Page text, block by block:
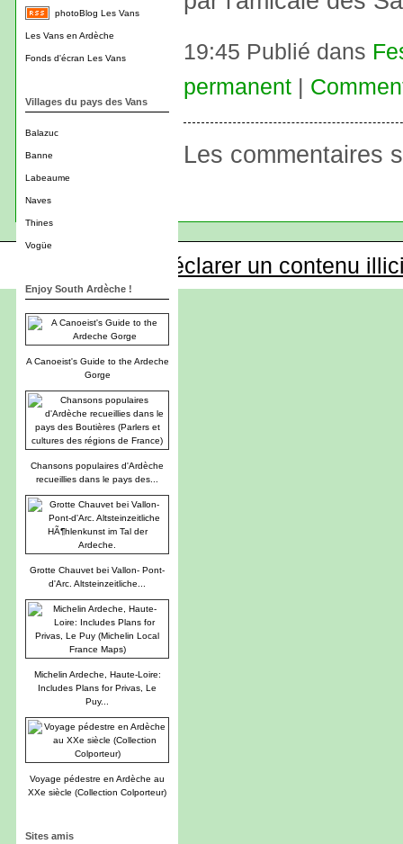
photoBlog Les Vans
Les Vans en Ardèche
Fonds d'écran Les Vans
Villages du pays des Vans
Balazuc
Banne
Labeaume
Naves
Thines
Vogüe
Enjoy South Ardèche !
A Canoeist's Guide to the Ardeche
Gorge
Chansons populaires d'Ardèche
recueillies dans le pays des...
Grotte Chauvet bei Vallon- Pont-
d'Arc. Altsteinzeitliche...
Michelin Ardeche, Haute-Loire:
Includes Plans for Privas, Le
Puy...
Voyage pédestre en Ardèche au
XXe siècle (Collection Colporteur)
Sites amis
19:45 Publié dans
permanent
Les commentaires
Déclarer un contenu